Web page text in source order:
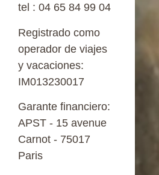
tel : 04 65 84 99 04
Registrado como
operador de viajes
y vacaciones:
IM013230017
Garante financiero:
APST - 15 avenue
Carnot - 75017
Paris